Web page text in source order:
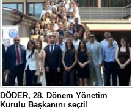
(EYDEP)kapsamında, A Sertifikası
almaya hak kazanan ilk tersane oldu.
DÖDER, 28. Dönem Yönetim
Kurulu Başkanını seçti!